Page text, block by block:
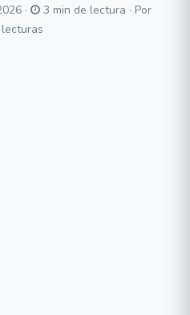
·
3 min de lectura · Por
lecturas